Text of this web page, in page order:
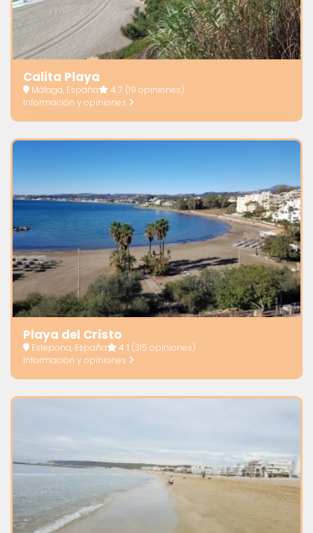
Calita Playa
Málaga, España 4.7 (19 opiniones)
Información y opiniones
Playa del Cristo
Estepona, España 4.1 (315 opiniones)
Información y opiniones